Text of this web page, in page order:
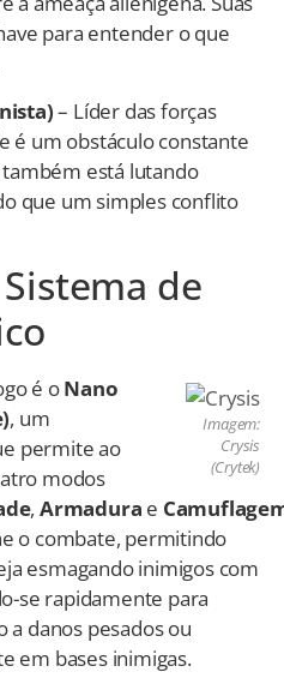
para entender o que
– Líder das forças
é um obstáculo constante
está lutando
que um simples conflito
de
Imagem:
Crysis
(Crytek)
é oNano
, um
permite ao
modos
,Armadura e
o combate, permitindo
esmagando inimigos com
se rapidamente para
a danos pesados ou
em bases inimigas.